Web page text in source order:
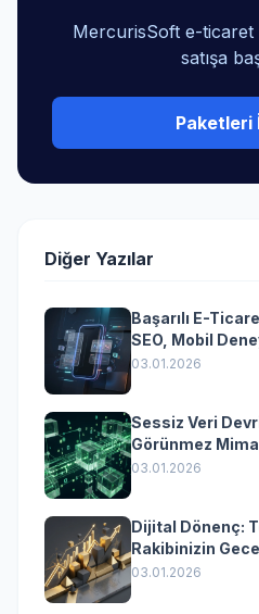
MercurisSoft e-ticaret
satışa
Paketleri
Diğer Yazılar
Başarılı E-
SEO, Mobil
Yazılımın
03.01.2026
Sessiz Veri
Görünmez
Dönüşümün
03.01.2026
Dijital Dönenç:
Rakibinizin
(Kurumsal
03.01.2026